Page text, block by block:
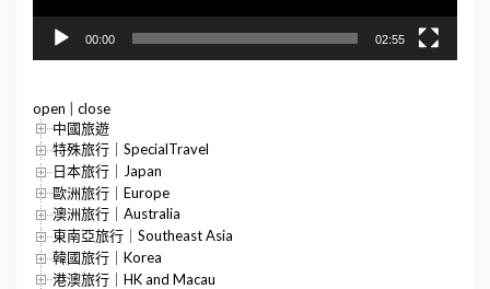
00:00 02:55
open
close
中國旅遊
特殊旅行｜SpecialTravel
日本旅行｜Japan
歐洲旅行｜Europe
澳洲旅行｜Australia
東南亞旅行｜Southeast Asia
韓國旅行｜Korea
港澳旅行｜HK and Macau